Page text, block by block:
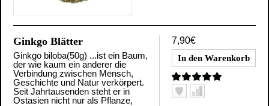
7,90€
Ginkgo Blätter
Ginkgo biloba(50g) ...ist ein Baum,
der wie kaum ein anderer die
Verbindung zwischen Mensch,
Geschichte und Natur verkörpert.
Seit Jahrtausenden steht er in
Ostasien nicht nur als Pflanze,